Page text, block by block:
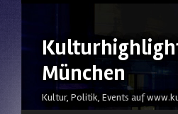
München
Kultur, Politik, Events auf